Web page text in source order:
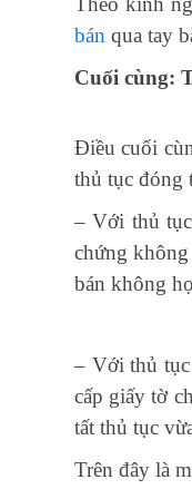
bán qua tay
Cuối cùng:
Điều cuối
thủ tục đóng
– Với thủ
chứng
bán không
– Với thủ tục
cấp giấy tờ
tất thủ tục
Trên đây là